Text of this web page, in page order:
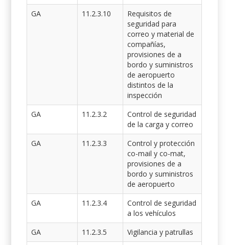
GA
11.2.3.10
Requisitos de
seguridad para
correo y material de
compañías,
provisiones de a
bordo y suministros
de aeropuerto
distintos de la
inspección
GA
11.2.3.2
Control de seguridad
de la carga y correo
GA
11.2.3.3
Control y protección
co-mail y co-mat,
provisiones de a
bordo y suministros
de aeropuerto
GA
11.2.3.4
Control de seguridad
a los vehículos
GA
11.2.3.5
Vigilancia y patrullas